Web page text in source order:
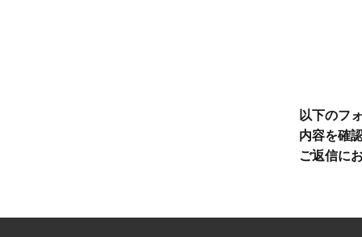
以下のフ
内容を確
ご返信に